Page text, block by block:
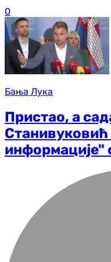
0
Бања Лука
Пристао, а
информације"